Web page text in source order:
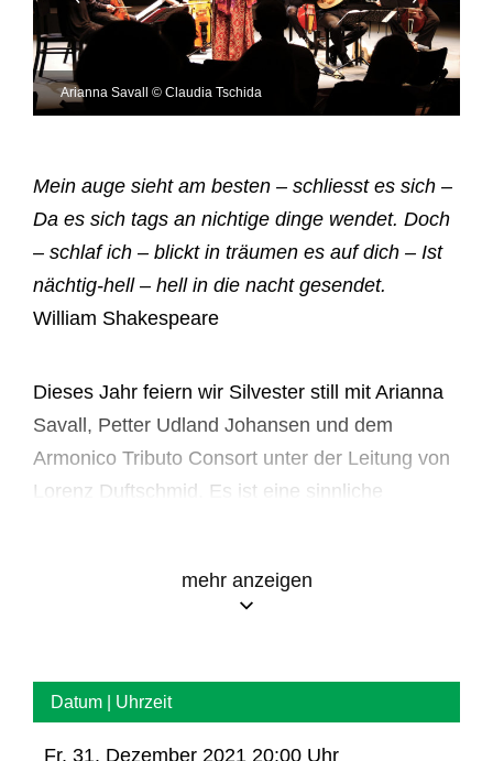
Arianna Savall © Claudia Tschida
Mein auge sieht am besten – schliesst es sich –
Da es sich tags an nichtige dinge wendet. Doch
– schlaf ich – blickt in träumen es auf dich – Ist
nächtig-hell – hell in die nacht gesendet.
William Shakespeare
Dieses Jahr feiern wir Silvester still mit Arianna
Savall, Petter Udland Johansen und dem
Armonico Tributo Consort unter der Leitung von
Lorenz Duftschmid. Es ist eine sinnliche
mit Werken von Dowland, Holborne, Purcell,
der grotesken Nachtwache und demLullaby
(Wiegenlied) Dowlands über Purcells Vertonung
der berühmten Szene desSommernachtstraum
mehr anzeigen
Datum | Uhrzeit
Fr, 31. Dezember 2021 20:00 Uhr